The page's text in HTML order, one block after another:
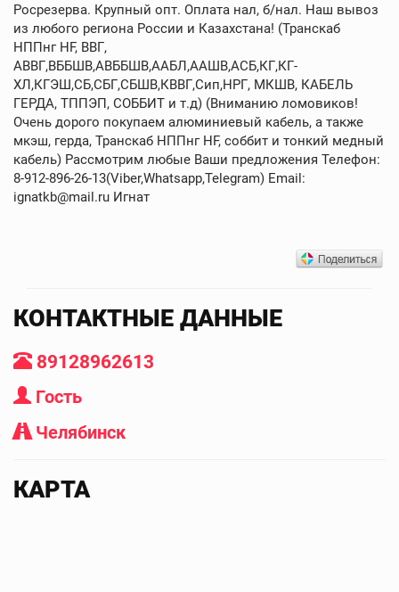
Росрезерва. Крупный опт. Оплата нал, б/нал. Наш вывоз
из любого региона России и Казахстана! (Транскаб
НППнг HF, ВВГ,
АВВГ,ВББШВ,АВББШВ,ААБЛ,ААШВ,АСБ,КГ,КГ-
ХЛ,КГЭШ,СБ,СБГ,СБШВ,КВВГ,Сип,НРГ, МКШВ, КАБЕЛЬ
ГЕРДА, ТППЭП, СОББИТ и т.д) (Вниманию ломовиков!
Очень дорого покупаем алюминиевый кабель, а также
мкэш, герда, Транскаб НППнг HF, соббит и тонкий медный
кабель) Рассмотрим любые Ваши предложения Телефон:
8-912-896-26-13(Viber,Whatsapp,Telegram) Email:
ignatkb@mail.ru Игнат
КОНТАКТНЫЕ ДАННЫЕ
89128962613
Гость
Челябинск
КАРТА